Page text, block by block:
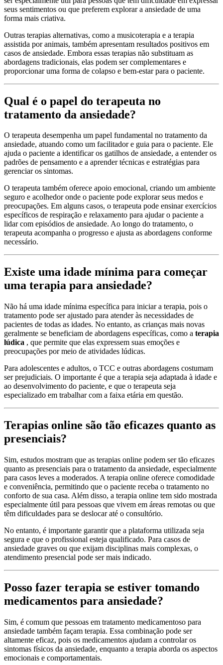
seus sentimentos ou que preferem explorar a ansiedade de uma
forma mais criativa.
Outras terapias alternativas, como a musicoterapia e a terapia
assistida por animais, também apresentam resultados positivos em
casos de ansiedade. Embora essas terapias não substituam as
abordagens tradicionais, elas podem ser complementares e
proporcionar uma forma de colapso e bem-estar para o paciente.
Qual é o papel do terapeuta no
tratamento da ansiedade?
O terapeuta desempenha um papel fundamental no tratamento da
ansiedade, atuando como um facilitador e guia para o paciente. Ele
ajuda o paciente a identificar os gatilhos de ansiedade, a entender os
padrões de pensamento e a aprender técnicas e estratégias para
gerenciar os sintomas.
O terapeuta também oferece apoio emocional, criando um ambiente
seguro e acolhedor onde o paciente pode explorar seus medos e
preocupações. Em alguns casos, o terapeuta pode ensinar exercícios
específicos de respiração e relaxamento para ajudar o paciente a
lidar com episódios de ansiedade. Ao longo do tratamento, o
terapeuta acompanha o progresso e ajusta as abordagens conforme
necessário.
Existe uma idade mínima para começar
uma terapia para ansiedade?
Não há uma idade mínima específica para iniciar a terapia, pois o
tratamento pode ser ajustado para atender às necessidades de
pacientes de todas as idades. No entanto, as crianças mais novas
geralmente se beneficiam de abordagens específicas, como a terapia
lúdica , que permite que elas expressem suas emoções e
preocupações por meio de atividades lúdicas.
Para adolescentes e adultos, o TCC e outras abordagens costumam
ser prejudiciais. O importante é que a terapia seja adaptada à idade e
ao desenvolvimento do paciente, e que o terapeuta seja
especializado em trabalhar com a faixa etária em questão.
Terapias online são tão eficazes quanto as
presenciais?
Sim, estudos mostram que as terapias online podem ser tão eficazes
quanto as presenciais para o tratamento da ansiedade, especialmente
para casos leves a moderados. A terapia online oferece comodidade
e conveniência, permitindo que o paciente receba o tratamento no
conforto de sua casa. Além disso, a terapia online tem sido mostrada
especialmente útil para pessoas que vivem em áreas remotas ou que
têm dificuldades para se deslocar até o consultório.
No entanto, é importante garantir que a plataforma utilizada seja
segura e que o profissional esteja qualificado. Para casos de
ansiedade graves ou que exijam disciplinas mais complexas, o
atendimento presencial pode ser mais indicado.
Posso fazer terapia se estiver tomando
medicamentos para ansiedade?
Sim, é comum que pessoas em tratamento medicamentoso para
ansiedade também façam terapia. Essa combinação pode ser
altamente eficaz, pois os medicamentos ajudam a controlar os
sintomas físicos da ansiedade, enquanto a terapia aborda os aspectos
emocionais e comportamentais.